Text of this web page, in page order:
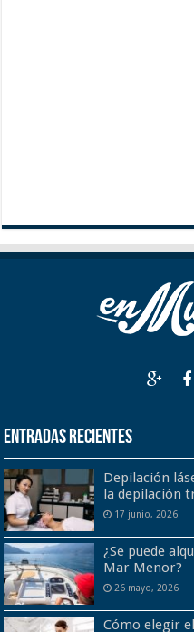
Entradas recientes
Depilación
la depilación
17 junio, 2026
¿Se puede
Mar Menor?
26 mayo, 2026
Cómo elegir